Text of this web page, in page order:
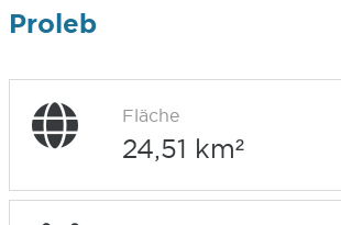
Proleb
Fläche
24,51 km²